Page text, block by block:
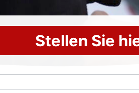
Stellen Sie